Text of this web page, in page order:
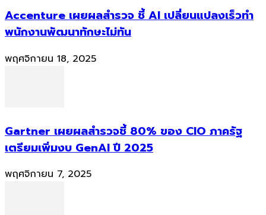
Accenture เผยผลสำรวจ ชี้ AI เปลี่ยนแปลงเร็วทำ
พนักงานพัฒนาทักษะไม่ทัน
พฤศจิกายน 18, 2025
Gartner เผยผลสำรวจชี้ 80% ของ CIO ภาครัฐ
เตรียมเพิ่มงบ GenAI ปี 2025
พฤศจิกายน 7, 2025